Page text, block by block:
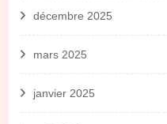
décembre 2025
mars 2025
janvier 2025